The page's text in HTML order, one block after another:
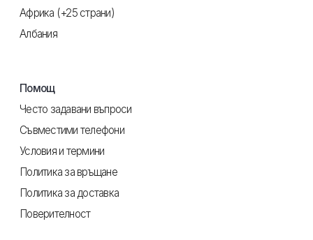
Африка (+25 страни)
Албания
Помощ
Често задавани въпроси
Съвместими телефони
Условия и термини
Политика за връщане
Политика за доставка
Поверителност